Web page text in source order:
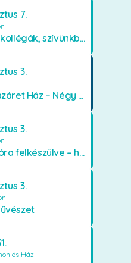
7.
Színpadon a kollégák, szívünkben a lakók
3.
40 éves a Názáret Ház – Négy évtized szeretetben és gondoskodásban
3.
A hőségriadóra felkészülve – hűsítő fejlesztések a Szent Lajos Otthonban
3.
és Ház